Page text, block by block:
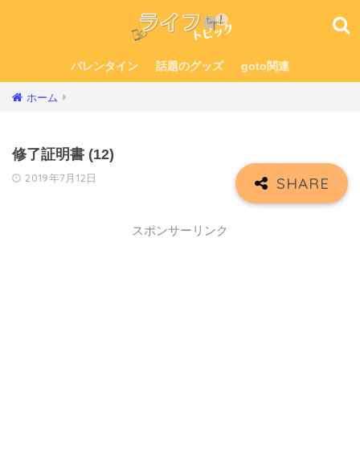
バレンタイン 話題のグッズ goto関連
ホーム
修了証明書 (12)
2019年7月12日
スポンサーリンク